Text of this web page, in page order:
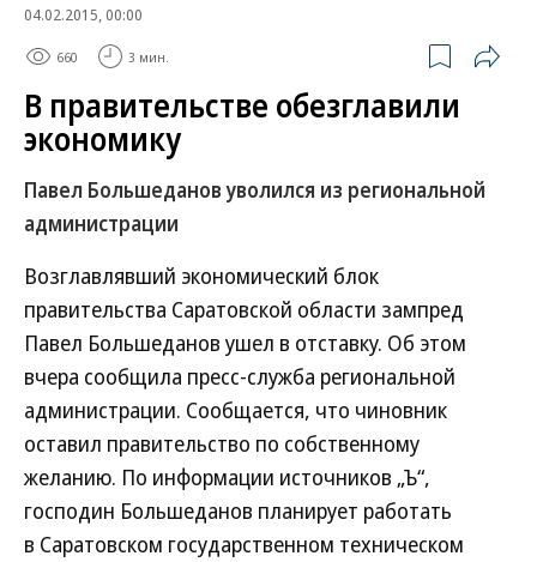
04.02.2015, 00:00
660 3 мин.
В правительстве обезглавили
экономику
Павел Большеданов уволился из региональной
администрации
Возглавлявший экономический блок
правительства Саратовской области зампред
Павел Большеданов ушел в отставку. Об этом
вчера сообщила пресс-служба региональной
администрации. Сообщается, что чиновник
оставил правительство по собственному
желанию. По информации источников „Ъ“,
господин Большеданов планирует работать
в Саратовском государственном техническом